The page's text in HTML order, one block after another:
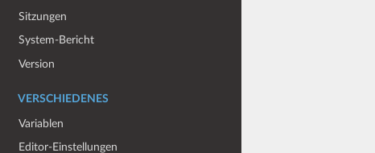
Sitzungen
System-Bericht
Version
VERSCHIEDENES
Variablen
Editor-Einstellungen